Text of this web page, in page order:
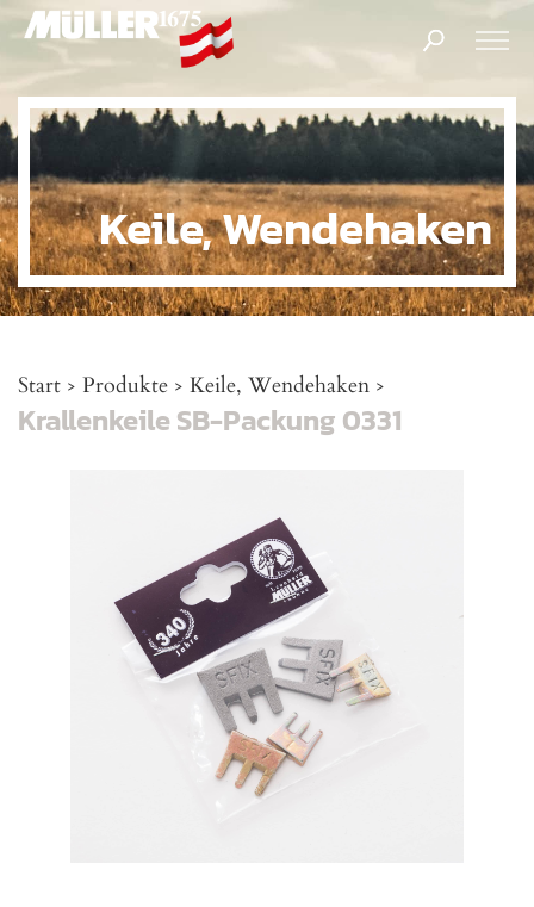
Products
search
Keile, Wendehaken
Start > Produkte > Keile, Wendehaken >
Krallenkeile SB-Packung 0331